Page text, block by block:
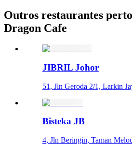
Outros restaurantes
Dragon Cafe
JIBRIL Johor
51, Jln Geroda 2/1, Larkin
Bisteka JB
4, Jln Beringin, Taman